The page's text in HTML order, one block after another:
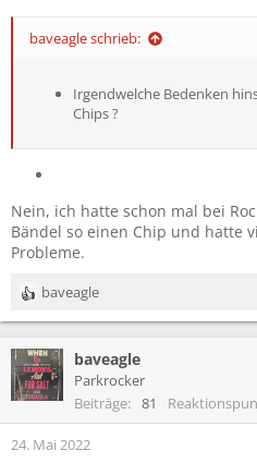
baveagle schrieb:
Irgendwelche Bedenken
Chips ?
Nein, ich hatte schon mal bei
Bändel so einen Chip und hatte
Probleme.
R
e
t
i
n
baveagle
baveagle
Parkrocker
Beiträge
81
24. Mai 2022